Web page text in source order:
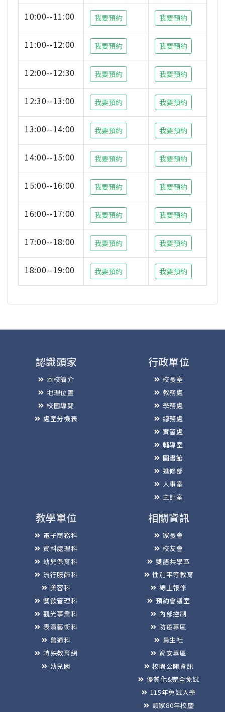
10:00--11:00 我要預約 我要預約
11:00--12:00 我要預約 我要預約
12:00--12:30 我要預約 我要預約
12:30--13:00 我要預約 我要預約
13:00--14:00 我要預約 我要預約
14:00--15:00 我要預約 我要預約
15:00--16:00 我要預約 我要預約
16:00--17:00 我要預約 我要預約
17:00--18:00 我要預約 我要預約
18:00--19:00 我要預約 我要預約
認識頭家
本校簡介
地理位置
校園導覽
處室分機表
行政單位
校長室
教務處
學務處
總務處
實習處
輔導室
圖書館
進修部
人事室
主計室
教學單位
電子商務科
資料處理科
幼兒保育科
流行服飾科
美容科
餐飲管理科
觀光事業科
表演藝術科
普通科
特殊教育網
幼兒園
相關資訊
家長會
校友會
雙語共學區
性別平等教育
線上報修
預約會議室
內部控制
防疫專區
員生社
資安專區
校園公開資訊
優質化&完全免試
115年免試入學
頭家80年校慶